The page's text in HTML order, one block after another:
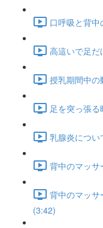
口呼吸と背
高這いで足
授乳期間中
足を突っ張
乳腺炎につい
背中のマッ
背中のマッサ
(3:42)